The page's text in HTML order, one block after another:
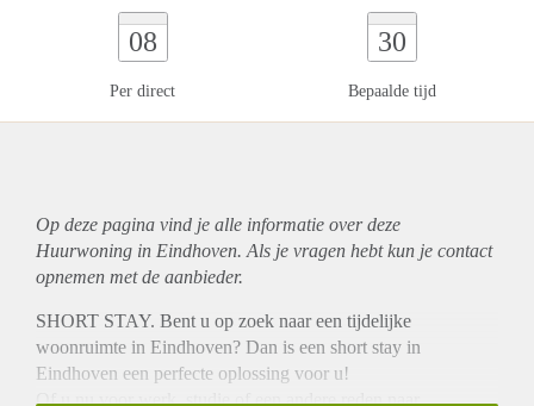
08
Per direct
30
Bepaalde tijd
Op deze pagina vind je alle informatie over deze
Huurwoning in Eindhoven. Als je vragen hebt kun je contact
opnemen met de aanbieder.
SHORT STAY. Bent u op zoek naar een tijdelijke
woonruimte in Eindhoven? Dan is een short stay in
Eindhoven een perfecte oplossing voor u!
Of u nu voor werk, studie of een andere reden naar